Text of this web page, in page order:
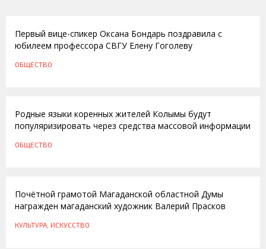
Первый вице-спикер Оксана Бондарь поздравила с
юбилеем профессора СВГУ Елену Гоголеву
ОБЩЕСТВО
Родные языки коренных жителей Колымы будут
популяризировать через средства массовой информации
ОБЩЕСТВО
Почётной грамотой Магаданской областной Думы
награжден магаданский художник Валерий Прасков
КУЛЬТУРА, ИСКУССТВО